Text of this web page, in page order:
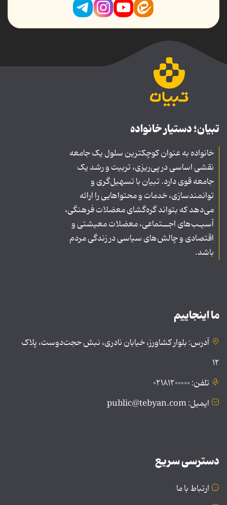
تبیان؛ دستیار خانواده
خانواده به عنوان کوچکترین سلول یک جامعه
نقشی اساسی در پی‌ریزی، تربیت و رشد یک
جامعه قوی دارد. تبیان با تسهیل‌گری و
توانمندسازی، خدمات و محتواهایی را ارائه
می‌دهد که بتواند گره‌گشای معضلات فرهنگی،
آسیـب‌های اجــتماعی، معضلات معیشتی و
اقتصادی و چالش‌های سیاسی در زندگی مردم
باشد.
ما اینجاییم
آدرس: بلوار کشاورز، خیابان نادری، نبش حجت‌دوست، پلاک
۱۲
تلفن: ۰۲۱۸۱۲۰۰۰۰۰
ایمیل: public@tebyan.com
دسترسی سریع
ارتباط با ما